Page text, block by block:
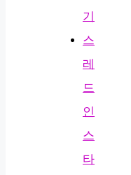
기
스
레
드
인
스
타